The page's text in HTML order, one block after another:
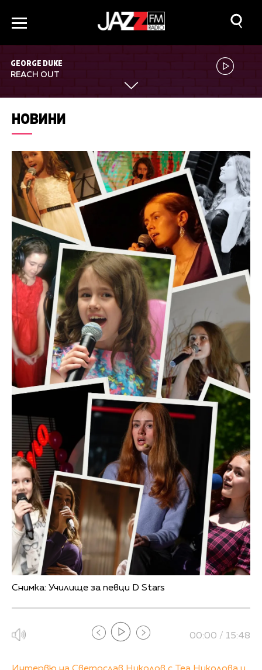
GEORGE DUKE
REACH OUT
НОВИНИ
Снимка: Училище за певци D Stars
00:00 / 15:48